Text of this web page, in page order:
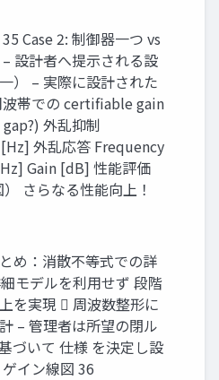
Case 2: 制御器一つ vs
設計者へ提示される設
） – 実際に設計された
波帯での certifiable gain
外乱抑制
外乱応答 Frequency
Gain [dB] 性能評価
さらなる性能向上！
め：消散不等式での詳
モデルを利用せず 段階
を実現  周波数整形に
– 管理者は所望の閉ル
づいて 仕様 を決定し設
イン線図 36